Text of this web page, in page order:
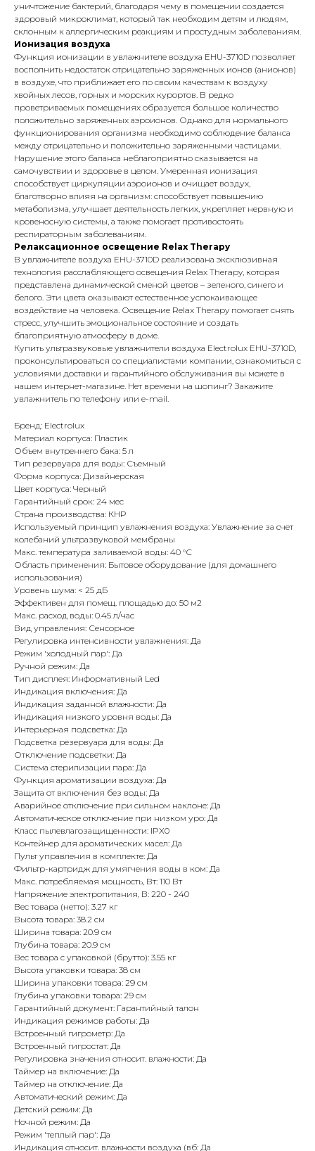
уничтожение бактерий, благодаря чему в помещении создается
здоровый микроклимат, который так необходим детям и людям,
склонным к аллергическим реакциям и простудным заболеваниям.
Ионизация воздуха
Функция ионизации в увлажнителе воздуха EHU-3710D позволяет
восполнить недостаток отрицательно заряженных ионов (анионов)
в воздухе, что приближает его по своим качествам к воздуху
хвойных лесов, горных и морских курортов. В редко
проветриваемых помещениях образуется большое количество
положительно заряженных аэроионов. Однако для нормального
функционирования организма необходимо соблюдение баланса
между отрицательно и положительно заряженными частицами.
Нарушение этого баланса неблагоприятно сказывается на
самочувствии и здоровье в целом. Умеренная ионизация
способствует циркуляции аэроионов и очищает воздух,
благотворно влияя на организм: способствует повышению
метаболизма, улучшает деятельность легких, укрепляет нервную и
кровеносную системы, а также помогает противостоять
респираторным заболеваниям.
Релаксационное освещение Relax Therapy
В увлажнителе воздуха EHU-3710D реализована эксклюзивная
технология расслабляющего освещения Relax Therapy, которая
представлена динамической сменой цветов – зеленого, синего и
белого. Эти цвета оказывают естественное успокаивающее
воздействие на человека. Освещение Relax Therapy помогает снять
стресс, улучшить эмоциональное состояние и создать
благоприятную атмосферу в доме.
Купить ультразвуковые увлажнители воздуха Electrolux EHU-3710D,
проконсультироваться со специалистами компании, ознакомиться с
условиями доставки и гарантийного обслуживания вы можете в
нашем интернет-магазине. Нет времени на шопинг? Закажите
увлажнитель по телефону или e-mail.
Бренд: Electrolux
Материал корпуса: Пластик
Объем внутреннего бака: 5 л
Тип резервуара для воды: Съемный
Форма корпуса: Дизайнерская
Цвет корпуса: Черный
Гарантийный срок: 24 мес
Страна производства: КНР
Используемый принцип увлажнения воздуха: Увлажнение за счет
колебаний ультразвуковой мембраны
Макс. температура заливаемой воды: 40 °С
Область применения: Бытовое оборудование (для домашнего
использования)
Уровень шума: < 25 дБ
Эффективен для помещ. площадью до: 50 м2
Макс. расход воды: 0.45 л/час
Вид управления: Сенсорное
Регулировка интенсивности увлажнения: Да
Режим 'холодный пар': Да
Ручной режим: Да
Тип дисплея: Информативный Led
Индикация включения: Да
Индикация заданной влажности: Да
Индикация низкого уровня воды: Да
Интерьерная подсветка: Да
Подсветка резервуара для воды: Да
Отключение подсветки: Да
Система стерилизации пара: Да
Функция ароматизации воздуха: Да
Защита от включения без воды: Да
Аварийное отключение при сильном наклоне: Да
Автоматическое отключение при низком уро: Да
Класс пылевлагозащищенности: IPX0
Контейнер для ароматических масел: Да
Пульт управления в комплекте: Да
Фильтр-картридж для умягчения воды в ком: Да
Макс. потребляемая мощность, Вт: 110 Вт
Напряжение электропитания, В: 220 - 240
Вес товара (нетто): 3.27 кг
Высота товара: 38.2 см
Ширина товара: 20.9 см
Глубина товара: 20.9 см
Вес товара с упаковкой (брутто): 3.55 кг
Высота упаковки товара: 38 см
Ширина упаковки товара: 29 см
Глубина упаковки товара: 29 см
Гарантийный документ: Гарантийный талон
Индикация режимов работы: Да
Встроенный гигрометр: Да
Встроенный гигростат: Да
Регулировка значения относит. влажности: Да
Таймер на включение: Да
Таймер на отключение: Да
Автоматический режим: Да
Детский режим: Да
Ночной режим: Да
Режим 'теплый пар': Да
Индикация относит. влажности воздуха (вб: Да